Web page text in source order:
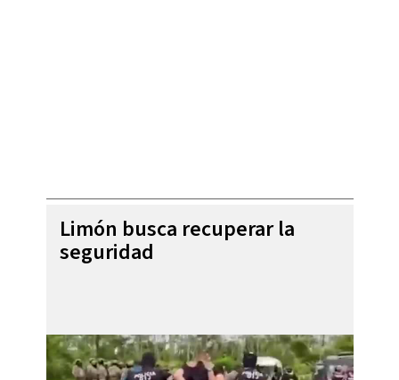
Limón busca recuperar la
seguridad